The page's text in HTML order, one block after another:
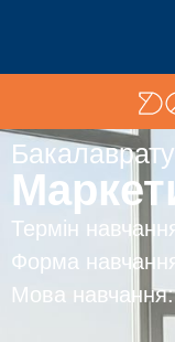
Термін
Форма
Мова навчання: